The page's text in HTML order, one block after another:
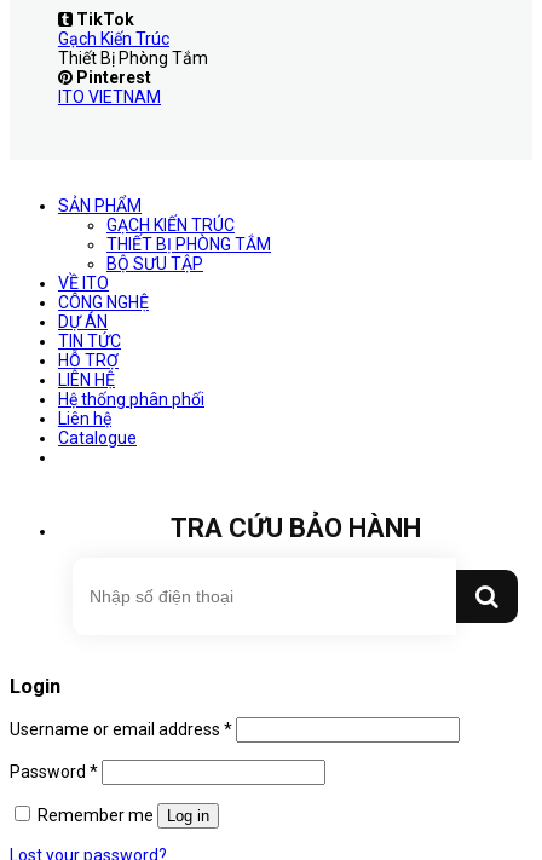
TikTok
Gạch Kiến Trúc
Thiết Bị Phòng Tắm
Pinterest
ITO VIETNAM
SẢN PHẨM
GẠCH KIẾN TRÚC
THIẾT BỊ PHÒNG TẮM
BỘ SƯU TẬP
VỀ ITO
CÔNG NGHỆ
DỰ ÁN
TIN TỨC
HỖ TRỢ
LIÊN HỆ
Hệ thống phân phối
Liên hệ
Catalogue
TRA CỨU BẢO HÀNH
Login
Username or email address *
Password *
Remember me Log in
Lost your password?